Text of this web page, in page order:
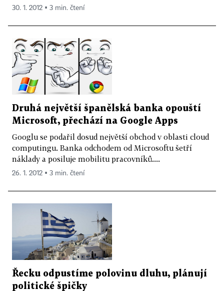
30. 1. 2012 ▪ 3 min. čtení
Druhá největší španělská banka opouští
Microsoft, přechází na Google Apps
Googlu se podařil dosud největší obchod v oblasti cloud
computingu. Banka odchodem od Microsoftu šetří
náklady a posiluje mobilitu pracovníků....
26. 1. 2012 ▪ 3 min. čtení
Řecku odpustíme polovinu dluhu, plánují
politické špičky